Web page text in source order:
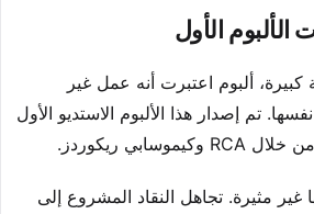
الألبوم الأول
ألبوم اعتبرت أنه عمل غير
تم إصدار هذا الألبوم الاستديو الأول
غير مثيرة. تجاهل النقاد المشروع إلى